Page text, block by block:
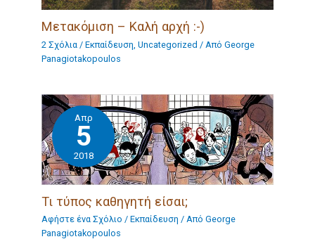
Μετακόμιση – Καλή αρχή :-)
2 Σχόλια / Eκπαίδευση Uncategorized / Από George
Panagiotakopoulos
Απρ
5
2018
Τι τύπος καθηγητή είσαι;
Αφήστε ένα Σχόλιο / Eκπαίδευση / Από George
Panagiotakopoulos